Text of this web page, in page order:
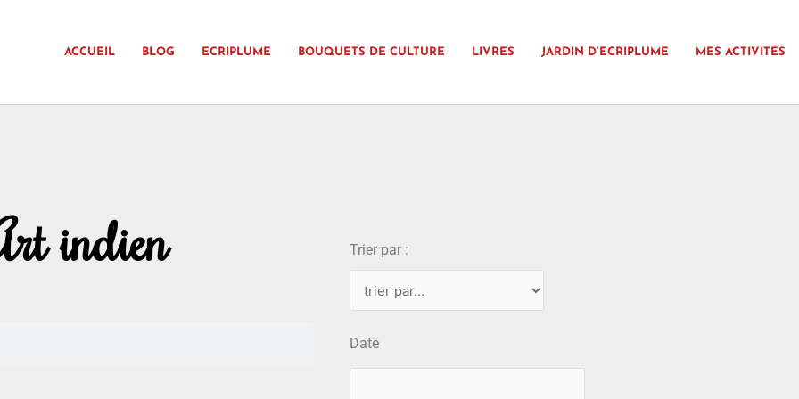
ACCUEIL BLOG ECRIPLUME BOUQUETS DE CULTURE LIVRES JARDIN D’ECRIPLUME MES ACTIVITÉS
indien Trier par :
Date